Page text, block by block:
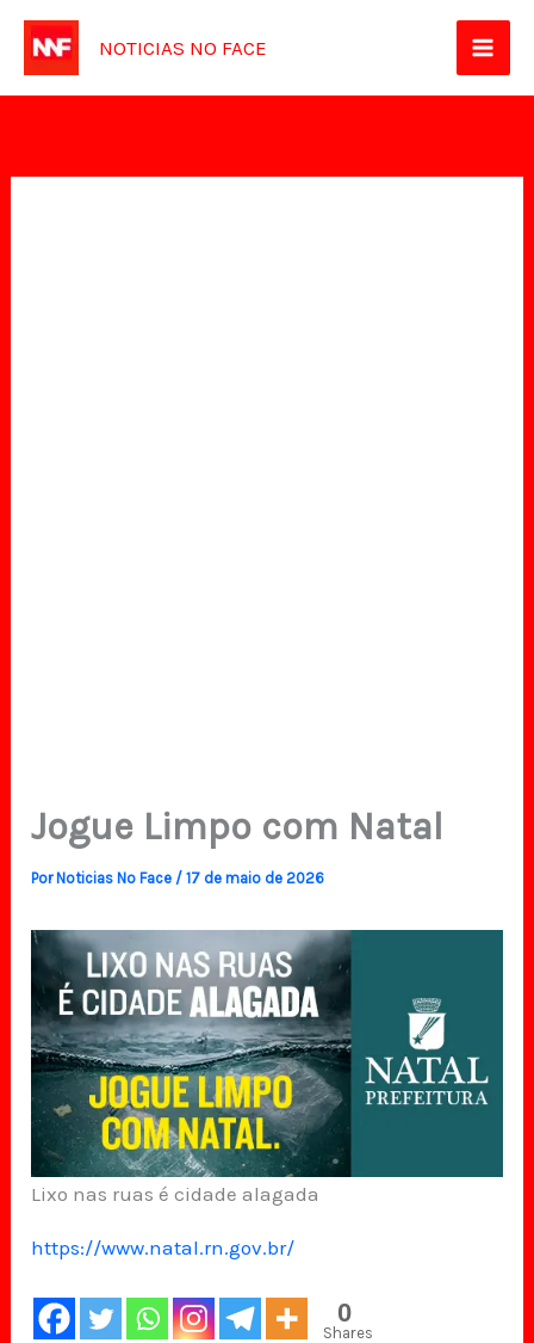
para
NOTICIAS NO FACE
Jogue Limpo com Natal
Por Noticias No Face /17 de maio de 2026
Lixo nas ruas é cidade alagada
https://www.natal.rn.gov.br/
0
Shares